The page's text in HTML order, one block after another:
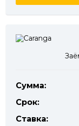
Сумма:
Срок:
Ставка: